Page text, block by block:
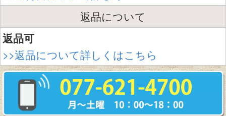
返品について
返品可
>>返品について詳しくはこちら